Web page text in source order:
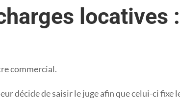
locatives
commercial.
décide de saisir le juge afin que celui-ci fixe